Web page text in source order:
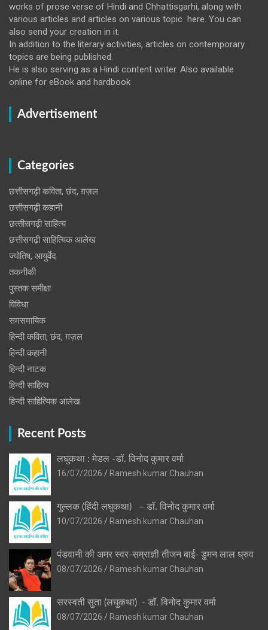
works of prose verse of Hindi and Chhattisgarhi, along with
various articles and articles on various topic here. You can
also send your creation in it.
In addition to the literary activities, articles on contemporary
topics are being published.
He is also serving as a Hindi content writer. Also available
online for eBook and hardbook
Advertisement
Categories
छत्तीसगढ़ी कविता, छंद, ग़ज़ल
छत्तीसगढ़ी कहानी
छत्‍तीसगढ़ी साहित्‍य
छत्तीसगढ़ी साहित्यिक आलेख
ज्योतिष, आयुर्वेद
तकनीकी
पुस्‍तक समीक्षा
विविधा
समसमायिक
हिन्दी कविता, छंद, ग़ज़ल
हिन्दी कहानी
हिन्‍दी नाटक
हिन्दी साहित्य
हिन्दी साहित्यिक आलेख
Recent Posts
लघुकथा : मेडल -डॉ. विनोद कुमार वर्मा
16/07/2026
Ramesh kumar Chauhan
गुल्लक (हिंदी लघुकथा) – डॉ. विनोद कुमार वर्मा
10/07/2026
Ramesh kumar Chauhan
पंडवानी की अमर स्वर-सम्राज्ञी तीजन बाई- डुमन लाल ध्रुव
08/07/2026
Ramesh kumar Chauhan
सरस्वती सुता (लघुकथा) ​- डॉ. विनोद कुमार वर्मा
08/07/2026
Ramesh kumar Chauhan